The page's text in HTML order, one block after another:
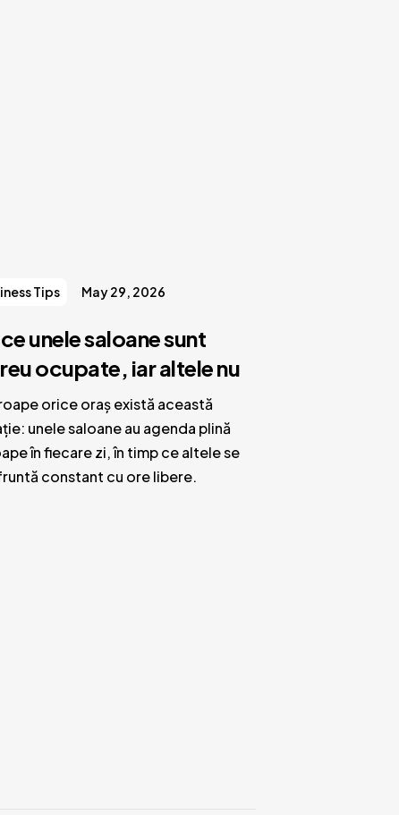
Tips May 29, 2026
unele saloane sunt
ocupate, iar altele nu
orice oraș există această
unele saloane au agenda plină
în fiecare zi, în timp ce altele se
constant cu ore libere.